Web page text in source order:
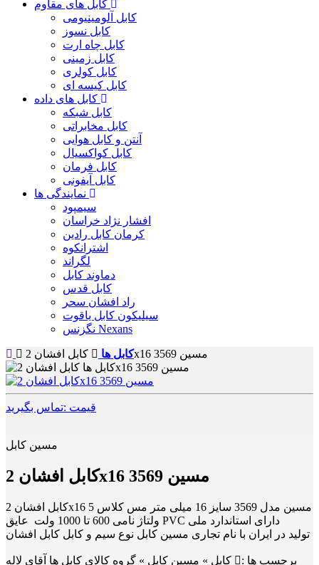
کابل آلومینیومی
کابل نسوز
کابل چاه ارت
کابل زمینی
کابل کولری
کابل کیسه ای
کابل شبکه
کابل مخابراتی
آنتن و کابل هوایی
کابل کواکسیال
کابل فرمان
کابل آیفونی
سیمپود
افشار نژاد خراسان
کرمان کابل رادین
اشترانکوه
لگراند
دماوند کابل
کابل قدس
راد افشان سحر
سیلیکون کابل یاقوت
نگزنس Nexans
کابل ها کابل افشان 2x16 مسین 3569
قیمت :تماس بگیرید
مسین کابل
کابل افشان 2x16 مسین 3569
کابل افشان 2x16 مسین مدل 3569 سایز 16 میلی متر مس کلاس 5
ولتاژ نامی 600 تا 1000 ولت عایق PVC دارای استاندارد ملی
تولید در ایران با نام تجاری مسین کابل نوع سیم و کابل کابل افشان
برچسب ها :
کابل » مسین کابل » گروه کالای کابل ها آقای لاله